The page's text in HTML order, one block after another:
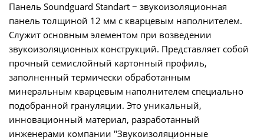
Панель Soundguard Standart − звукоизоляционная
панель толщиной 12 мм с кварцевым наполнителем.
Служит основным элементом при возведении
звукоизоляционных конструкций. Представляет собой
прочный семислойный картонный профиль,
заполненный термически обработанным
минеральным кварцевым наполнителем специально
подобранной грануляции. Это уникальный,
инновационный материал, разработанный
инженерами компании "Звукоизоляционные